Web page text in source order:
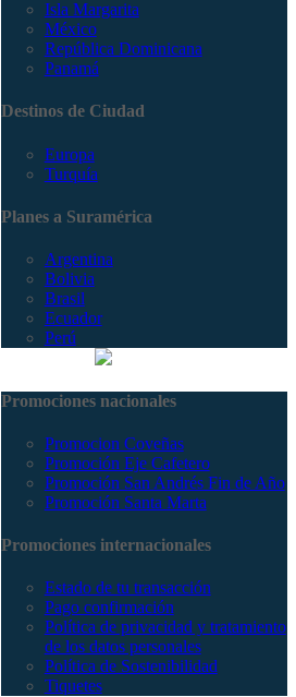
Isla Margarita
México
República Dominicana
Panamá
Destinos de Ciudad
Europa
Turquía
Planes a Suramérica
Argentina
Bolivia
Brasil
Ecuador
Perú
Promociones nacionales
Promocion Coveñas
Promoción Eje Cafetero
Promoción San Andrés Fin de Año
Promoción Santa Marta
Promociones internacionales
Estado de tu transacción
Pago confirmación
Política de privacidad y tratamiento
de los datos personales
Política de Sostenibilidad
Tiquetes